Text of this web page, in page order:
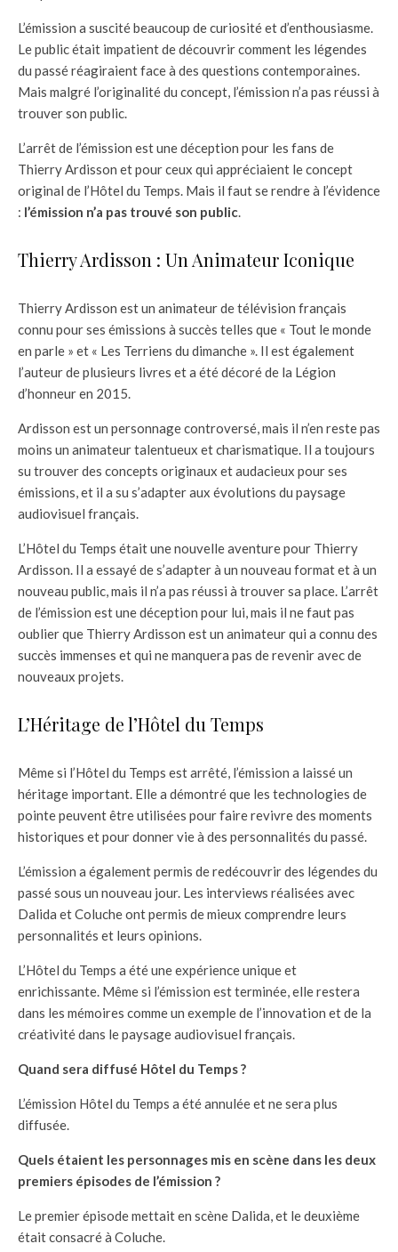
L’émission a suscité beaucoup de curiosité et d’enthousiasme.
Le public était impatient de découvrir comment les légendes
du passé réagiraient face à des questions contemporaines.
Mais malgré l’originalité du concept, l’émission n’a pas réussi à
trouver son public.
L’arrêt de l’émission est une déception pour les fans de
Thierry Ardisson et pour ceux qui appréciaient le concept
original de l’Hôtel du Temps. Mais il faut se rendre à l’évidence
: l’émission n’a pas trouvé son public.
Thierry Ardisson : Un Animateur Iconique
Thierry Ardisson est un animateur de télévision français
connu pour ses émissions à succès telles que « Tout le monde
en parle » et « Les Terriens du dimanche ». Il est également
l’auteur de plusieurs livres et a été décoré de la Légion
d’honneur en 2015.
Ardisson est un personnage controversé, mais il n’en reste pas
moins un animateur talentueux et charismatique. Il a toujours
su trouver des concepts originaux et audacieux pour ses
émissions, et il a su s’adapter aux évolutions du paysage
audiovisuel français.
L’Hôtel du Temps était une nouvelle aventure pour Thierry
Ardisson. Il a essayé de s’adapter à un nouveau format et à un
nouveau public, mais il n’a pas réussi à trouver sa place. L’arrêt
de l’émission est une déception pour lui, mais il ne faut pas
oublier que Thierry Ardisson est un animateur qui a connu des
succès immenses et qui ne manquera pas de revenir avec de
nouveaux projets.
L’Héritage de l’Hôtel du Temps
Même si l’Hôtel du Temps est arrêté, l’émission a laissé un
héritage important. Elle a démontré que les technologies de
pointe peuvent être utilisées pour faire revivre des moments
historiques et pour donner vie à des personnalités du passé.
L’émission a également permis de redécouvrir des légendes du
passé sous un nouveau jour. Les interviews réalisées avec
Dalida et Coluche ont permis de mieux comprendre leurs
personnalités et leurs opinions.
L’Hôtel du Temps a été une expérience unique et
enrichissante. Même si l’émission est terminée, elle restera
dans les mémoires comme un exemple de l’innovation et de la
créativité dans le paysage audiovisuel français.
Quand sera diffusé Hôtel du Temps ?
L’émission Hôtel du Temps a été annulée et ne sera plus
diffusée.
Quels étaient les personnages mis en scène dans les deux
premiers épisodes de l’émission ?
Le premier épisode mettait en scène Dalida, et le deuxième
était consacré à Coluche.